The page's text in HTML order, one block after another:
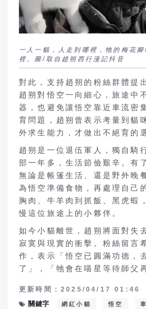
一人一貓，人走到哪裡，牠的梅花
裡。圖/取自趙朔西行漫記抖音
對此，支持趙朔的粉絲群體提
趙朔對悟空一向細心，旅途中
器，也避免讓悟空靠近車流密
育問題，趙朔曾表示考量到貓
外求生能力，才做出不絕育的
趙朔是一位退伍軍人，獨自騎
部一年多，生活節儉艱辛。有
無論是帳篷生活、還是野外晚
為悟空準備食物，再處理自己
胸肉、牛羊肉到抓飯、黑虎蝦
慢這位旅途上的小夥伴。
如今小貓離世，趙朔將面對失
寂寞與現實的衝擊。粉絲留言
作，表示「悟空已圓滿功德，
了」，「牠會在喵星等待師父
更新時間：2025/04/17 01:46
關鍵字
網紅小貓 悟空